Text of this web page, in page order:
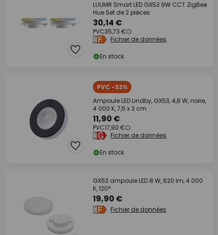
LUUMR Smart LED GX53 9W CCT ZigBee
Hue Set de 2 pièces
30,14 €
PVC35,73 €
Fichier de données
En stock
PVC -33%
Ampoule LED Lindby, GX53, 4,8 W, noire,
4 000 K, 7,5 x 3 cm
11,90 €
PVC17,90 €
Fichier de données
En stock
GX53 ampoule LED 8 W, 620 lm, 4 000
K, 120°
19,90 €
Fichier de données